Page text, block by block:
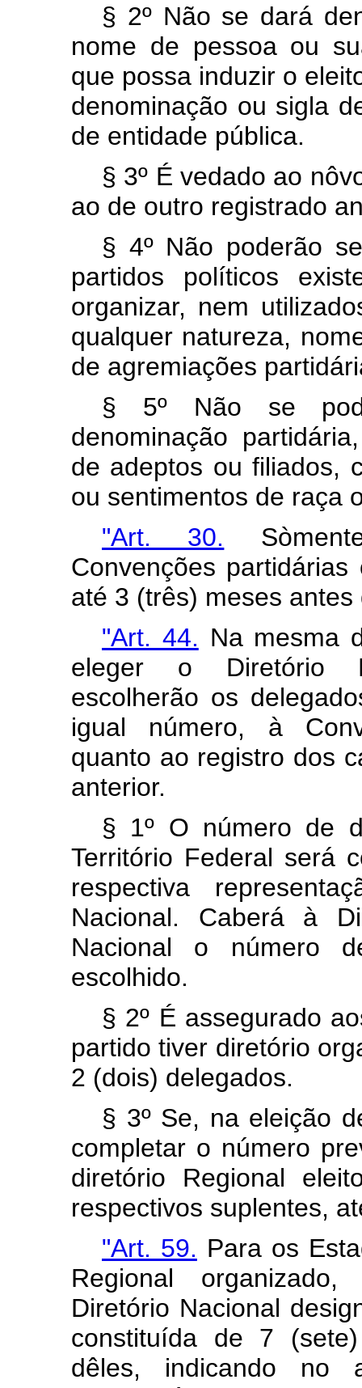
§ 2º Não se dará
nome de pessoa ou
que possa induzir o
denominação ou sigla
de entidade pública.
§ 3º É vedado ao
ao de outro registrado
§ 4º Não poderão
partidos políticos
organizar, nem
qualquer natureza,
de agremiações
§ 5º Não se
denominação
de adeptos ou filiados,
ou sentimentos de raça
"Art. 30.
Convenções
até 3 (três) meses
"Art. 44. Na mesma
eleger o Diretório
escolherão os
igual número, à
quanto ao registro dos
anterior.
§ 1º O número de
Território Federal será
respectiva
Nacional. Caberá à
Nacional o número
escolhido.
§ 2º É assegurado
partido tiver diretório
2 (dois) delegados.
§ 3º Se, na eleição
completar o número
diretório Regional
respectivos suplentes,
"Art. 59. Para os
Regional
Diretório Nacional
constituída de 7
dêles, indicando no